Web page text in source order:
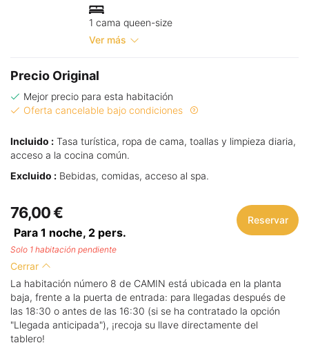
1 cama queen-size
Ver más
Precio Original
Mejor precio para esta habitación
Oferta cancelable bajo condiciones
Incluido : Tasa turística, ropa de cama, toallas y limpieza diaria,
acceso a la cocina común.
Excluido : Bebidas, comidas, acceso al spa.
76,00 €
Para 1 noche, 2 pers.
Reservar
Solo 1 habitación pendiente
Cerrar
La habitación número 8 de CAMIN está ubicada en la planta
baja, frente a la puerta de entrada: para llegadas después de
las 18:30 o antes de las 16:30 (si se ha contratado la opción
"Llegada anticipada"), ¡recoja su llave directamente del
tablero!